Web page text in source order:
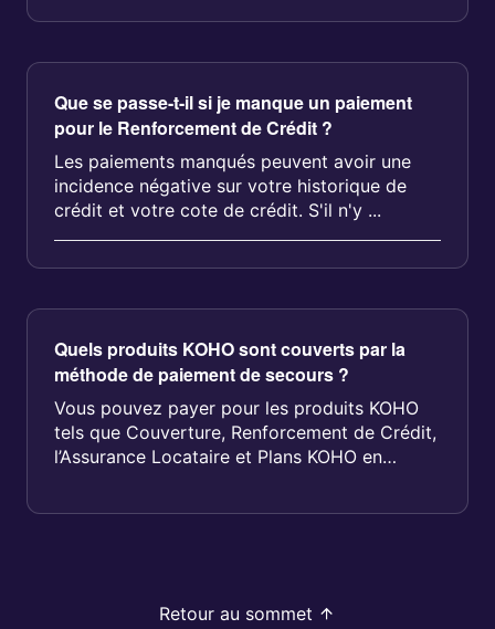
Que se passe-t-il si je manque un paiement
pour le Renforcement de Crédit ?
Les paiements manqués peuvent avoir une
incidence négative sur votre historique de
crédit et votre cote de crédit. S'il n'y ...
Quels produits KOHO sont couverts par la
méthode de paiement de secours ?
Vous pouvez payer pour les produits KOHO
tels que Couverture, Renforcement de Crédit,
l’Assurance Locataire et Plans KOHO en
Retour au sommet